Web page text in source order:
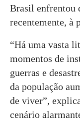
Brasil enfrentou
recentemente, à
“Há uma vasta
momentos de
guerras e
da população
de viver”,
cenário